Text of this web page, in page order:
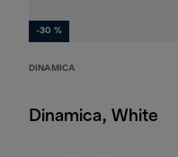
-30 %
DINAMICA
Dinamica, White